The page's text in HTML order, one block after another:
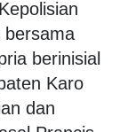
bersama
berinisial
Karo
dan